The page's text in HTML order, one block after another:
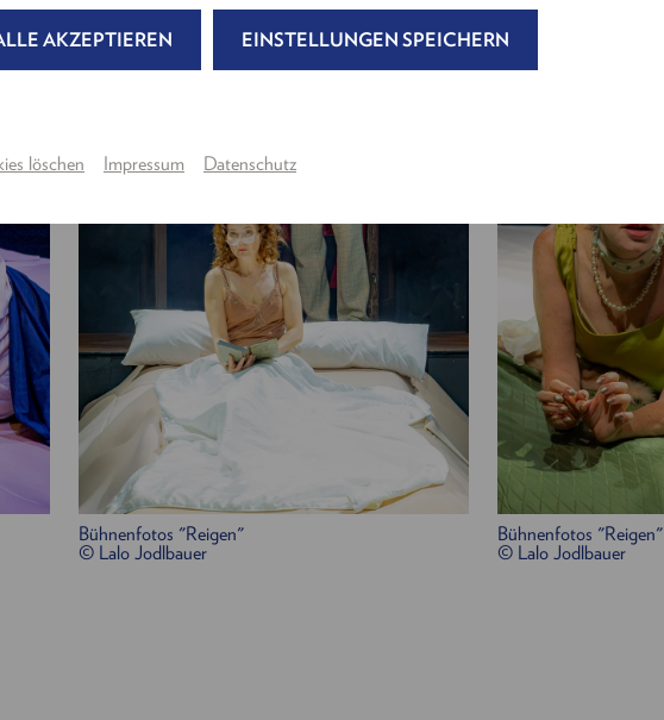
AKZEPTIEREN EINSTELLUNGEN SPEICHERN
löschen Impressum Datenschutz
Regieassistenz & Abendspielleitung: Benjamin Klein
---
Der Soldat:Lukas Watzl
Der junge Herr:Markus Freistätter
Die junge Frau:Alexandra Henkel
Der Ehegatte:Dietmar König
Das süße Mädel:Clara Wolfram
Der Dichter:Daniel Jesch
Die Schauspielerin:Stefanie Dvorak
Der Graf:
Stefan Jürgens
Bühnenfotos "Reigen"
© Lalo Jodlbauer
Bühnenfotos "Reigen"
© Lalo Jodlbauer